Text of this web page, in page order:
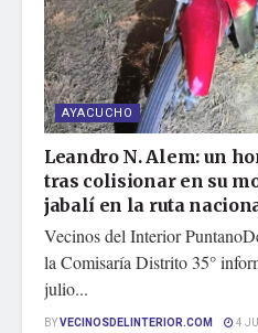
AYACUCHO
Leandro N. Alem: un
tras colisionar en su
jabalí en la ruta
Vecinos del Interior
la Comisaría Distrito 35°
julio...
BYVECINOSDELINTERIOR.COM 4